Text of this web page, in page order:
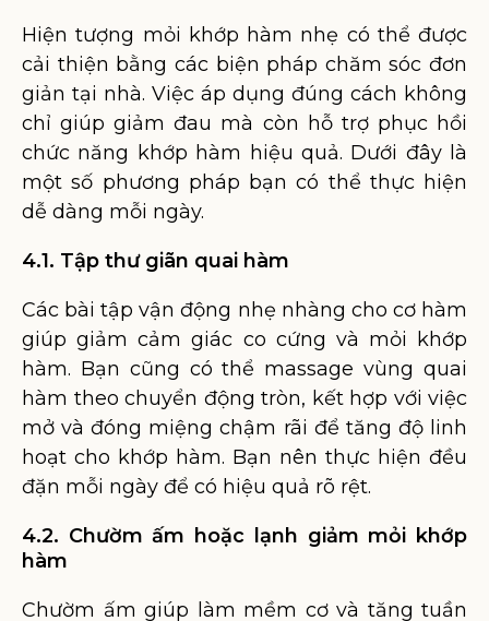
Hiện tượng mỏi khớp hàm nhẹ có thể được
cải thiện bằng các biện pháp chăm sóc đơn
giản tại nhà. Việc áp dụng đúng cách không
chỉ giúp giảm đau mà còn hỗ trợ phục hồi
chức năng khớp hàm hiệu quả. Dưới đây là
một số phương pháp bạn có thể thực hiện
dễ dàng mỗi ngày.
4.1. Tập thư giãn quai hàm
Các bài tập vận động nhẹ nhàng cho cơ hàm
giúp giảm cảm giác co cứng và mỏi khớp
hàm. Bạn cũng có thể massage vùng quai
hàm theo chuyển động tròn, kết hợp với việc
mở và đóng miệng chậm rãi để tăng độ linh
hoạt cho khớp hàm. Bạn nên thực hiện đều
đặn mỗi ngày để có hiệu quả rõ rệt.
4.2. Chườm ấm hoặc lạnh giảm mỏi khớp
hàm
Chườm ấm giúp làm mềm cơ và tăng tuần